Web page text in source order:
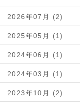
2026年07月 (2)
2025年05月 (1)
2024年06月 (1)
2024年03月 (1)
2023年10月 (2)